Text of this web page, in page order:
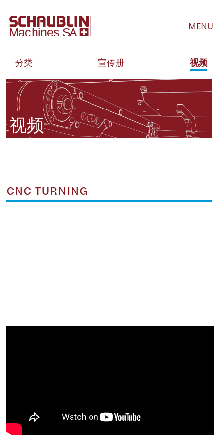
MENU
分类 宣传册 视频
视频
CNC TURNING